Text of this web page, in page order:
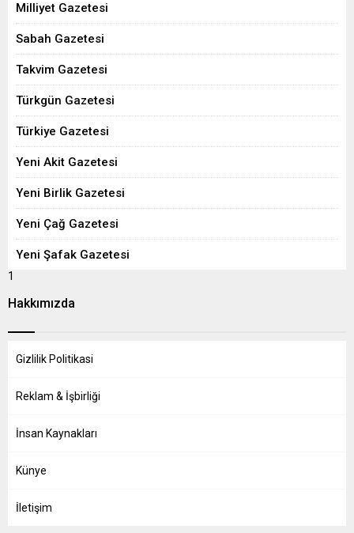
Milliyet Gazetesi
Sabah Gazetesi
Takvim Gazetesi
Türkgün Gazetesi
Türkiye Gazetesi
Yeni Akit Gazetesi
Yeni Birlik Gazetesi
Yeni Çağ Gazetesi
Yeni Şafak Gazetesi
1
Hakkımızda
Gizlilik Politikasi
Reklam & İşbirliği
İnsan Kaynakları
Künye
İletişim